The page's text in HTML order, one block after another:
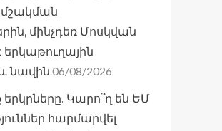
մինչդեռ Մոսկվան
երկաթուղային
նավին 06/08/2026
երկրները. Կարո՞ղ են ԵՄ
հարմարվել